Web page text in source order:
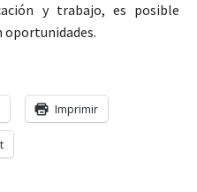
y trabajo, es posible
Imprimir